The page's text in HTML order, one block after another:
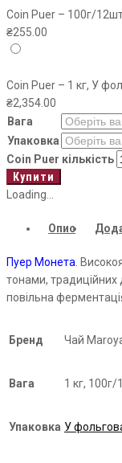
Coin Puer – 100г/
₴255.00
Coin Puer – 1 кг, У
₴2,354.00
Вага
Упаковка
Coin Puer кількість
Купити
Loading...
Опис
Пуер Монета .
тонами, традиційних
повільна
Бренд Чай
Вага 1 кг,
Упаковка У